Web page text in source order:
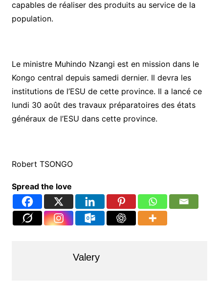
capables de réaliser des produits au service de la
population.
Le ministre Muhindo Nzangi est en mission dans le
Kongo central depuis samedi dernier. Il devra les
institutions de l’ESU de cette province. Il a lancé ce
lundi 30 août des travaux préparatoires des états
généraux de l’ESU dans cette province.
Robert TSONGO
Spread the love
Valery